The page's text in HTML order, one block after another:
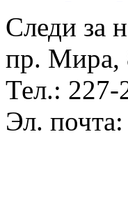
Следи за
пр. Мира,
Тел.: 227-
Эл. почта: